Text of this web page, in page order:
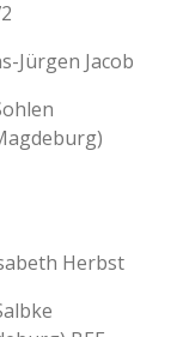
Jürgen Jacob
Herbst